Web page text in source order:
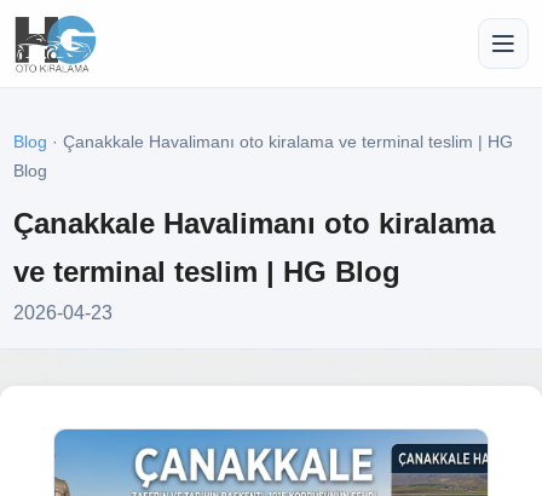
Blog · Çanakkale Havalimanı oto kiralama ve terminal teslim | HG
Blog
Çanakkale Havalimanı oto kiralama
ve terminal teslim | HG Blog
2026-04-23